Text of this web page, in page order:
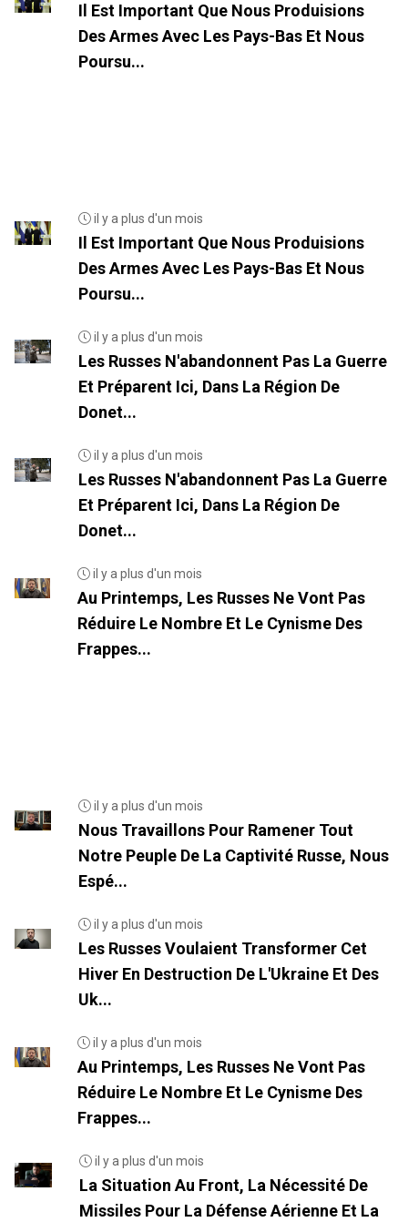
Il Est Important Que Nous Produisions
Des Armes Avec Les Pays-Bas Et Nous
Poursu...
il y a plus d'un mois
Il Est Important Que Nous Produisions
Des Armes Avec Les Pays-Bas Et Nous
Poursu...
il y a plus d'un mois
Les Russes N'abandonnent Pas La Guerre
Et Préparent Ici, Dans La Région De
Donet...
il y a plus d'un mois
Les Russes N'abandonnent Pas La Guerre
Et Préparent Ici, Dans La Région De
Donet...
il y a plus d'un mois
Au Printemps, Les Russes Ne Vont Pas
Réduire Le Nombre Et Le Cynisme Des
Frappes...
il y a plus d'un mois
Nous Travaillons Pour Ramener Tout
Notre Peuple De La Captivité Russe, Nous
Espé...
il y a plus d'un mois
Les Russes Voulaient Transformer Cet
Hiver En Destruction De L'Ukraine Et Des
Uk...
il y a plus d'un mois
Au Printemps, Les Russes Ne Vont Pas
Réduire Le Nombre Et Le Cynisme Des
Frappes...
il y a plus d'un mois
La Situation Au Front, La Nécessité De
Missiles Pour La Défense Aérienne Et La